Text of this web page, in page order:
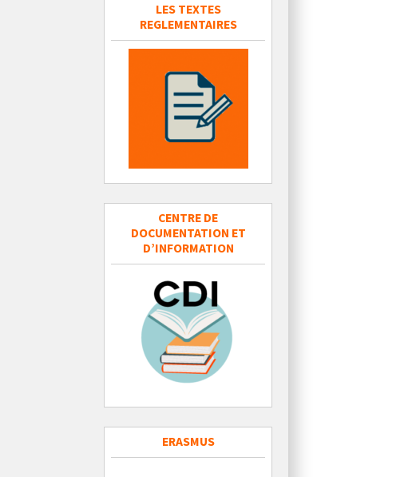
LES TEXTES
REGLEMENTAIRES
CENTRE DE
DOCUMENTATION ET
D’INFORMATION
ERASMUS